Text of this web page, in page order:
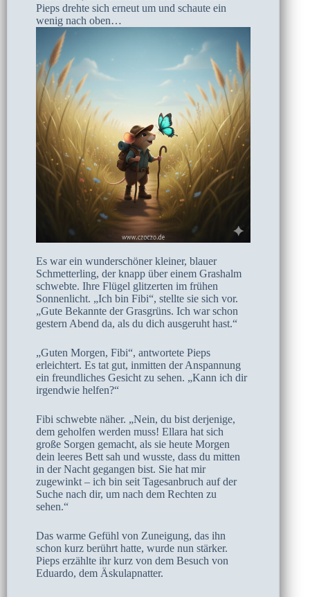
Pieps drehte sich erneut um und schaute ein
wenig nach oben…
Es war ein wunderschöner kleiner, blauer
Schmetterling, der knapp über einem Grashalm
schwebte. Ihre Flügel glitzerten im frühen
Sonnenlicht. „Ich bin Fibi“, stellte sie sich vor.
„Gute Bekannte der Grasgrüns. Ich war schon
gestern Abend da, als du dich ausgeruht hast.“
„Guten Morgen, Fibi“, antwortete Pieps
erleichtert. Es tat gut, inmitten der Anspannung
ein freundliches Gesicht zu sehen. „Kann ich dir
irgendwie helfen?“
Fibi schwebte näher. „Nein, du bist derjenige,
dem geholfen werden muss! Ellara hat sich
große Sorgen gemacht, als sie heute Morgen
dein leeres Bett sah und wusste, dass du mitten
in der Nacht gegangen bist. Sie hat mir
zugewinkt – ich bin seit Tagesanbruch auf der
Suche nach dir, um nach dem Rechten zu
sehen.“
Das warme Gefühl von Zuneigung, das ihn
schon kurz berührt hatte, wurde nun stärker.
Pieps erzählte ihr kurz von dem Besuch von
Eduardo, dem Äskulapnatter.